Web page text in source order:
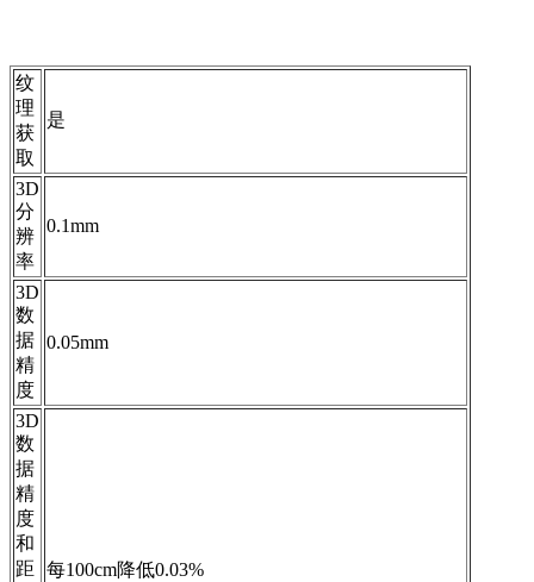
纹
理
获
取
是
3D
分
辨
率
0.1mm
3D
数
据
精
度
0.05mm
3D
数
据
精
度
和
距
每100cm降低0.03%